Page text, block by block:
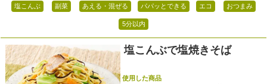
塩こんぶ 副菜 あえる・混ぜる パパッとできる エコ おつまみ
5分以内
塩こんぶで塩焼きそば
使用した商品